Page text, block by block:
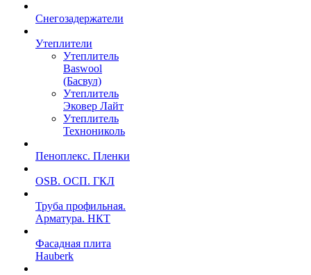
Снегозадержатели
Утеплители
Утеплитель
Baswool
(Басвул)
Утеплитель
Эковер Лайт
Утеплитель
Технониколь
Пеноплекс. Пленки
OSB. ОСП. ГКЛ
Труба профильная.
Арматура. НКТ
Фасадная плита
Hauberk